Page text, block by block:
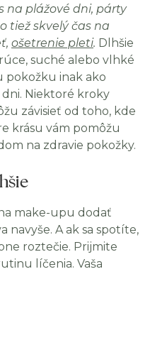
na plážové dni, párty
tiež skvelý čas na
ošetrenie pleti. Dlhšie
suché alebo vlhké
pokožku inak ako
Niektoré kroky
závisieť od toho, kde
krásu vám pomôžu
na zdravie pokožky.
make-upu dodať
navyše. A ak sa spotíte,
roztečie. Prijmite
líčenia. Vaša